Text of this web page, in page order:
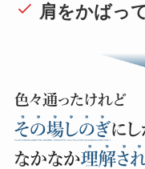
肩をかばっ